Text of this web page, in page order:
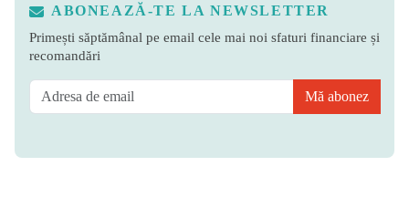
ABONEAZĂ-TE LA NEWSLETTER
Primești săptămânal pe email cele mai noi sfaturi financiare și
recomandări
Mă abonez